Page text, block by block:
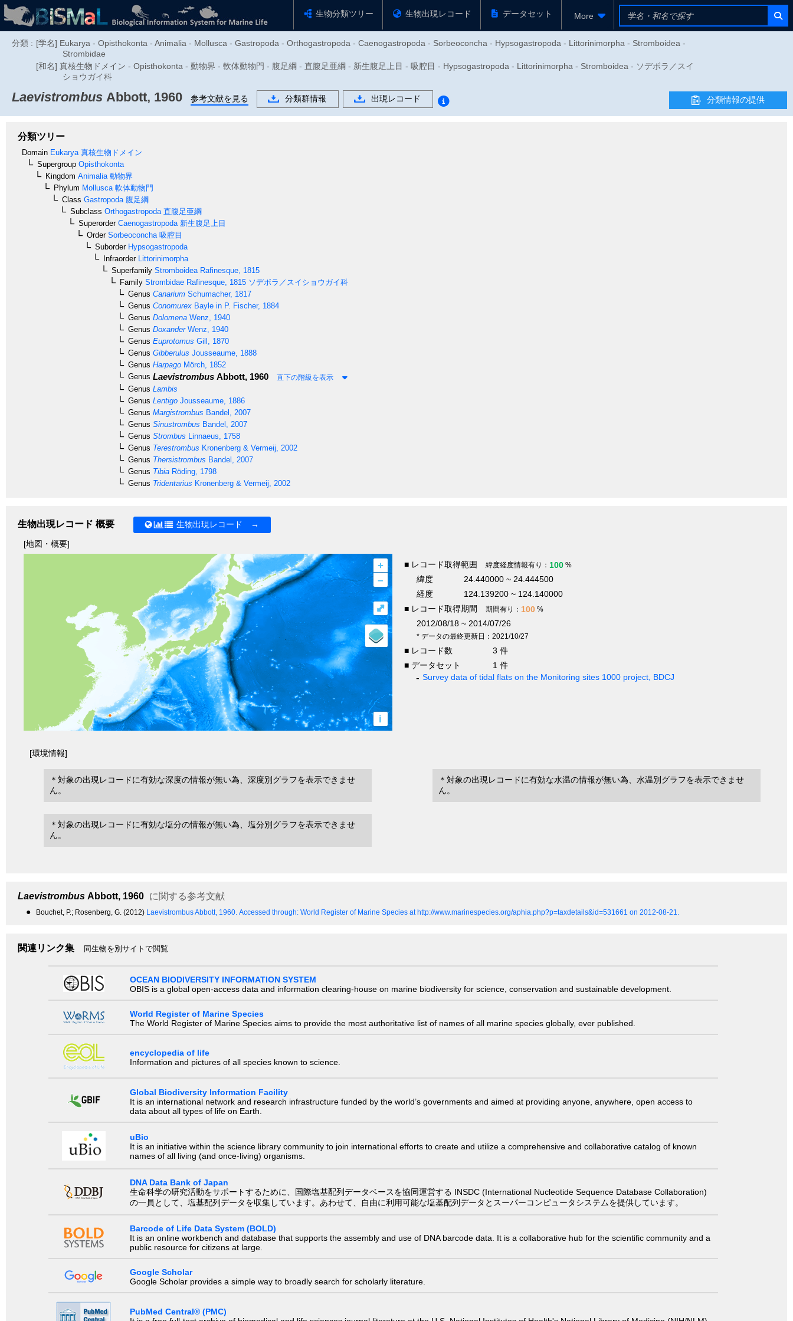
生物分類ツリー 生物出現レコード データセット More
分類 : [学名] Eukarya - Opisthokonta - Animalia - Mollusca - Gastropoda - Orthogastropoda - Caenogastropoda - Sorbeoconcha - Hypsogastropoda - Littorinimorpha - Stromboidea -
Strombidae
[和名] 真核生物ドメイン - Opisthokonta - 動物界 - 軟体動物門 - 腹足綱 - 直腹足亜綱 - 新生腹足上目 - 吸腔目 - Hypsogastropoda - Littorinimorpha - Stromboidea - ソデボラ／スイ
ショウガイ科
Laevistrombus Abbott, 1960 参考文献を見る 分類群情報 出現レコード 分類情報の提供
分類ツリー
Domain Eukarya 真核生物ドメイン
Supergroup Opisthokonta
Kingdom Animalia 動物界
Phylum Mollusca 軟体動物門
Class Gastropoda 腹足綱
Subclass Orthogastropoda 直腹足亜綱
SuperorderCaenogastropoda 新生腹足上目
OrderSorbeoconcha 吸腔目
SuborderHypsogastropoda
InfraorderLittorinimorpha
Superfamily Stromboidea Rafinesque, 1815
Family Strombidae Rafinesque, 1815 ソデボラ／スイショウガイ科
Genus Canarium Schumacher, 1817
Genus Conomurex Bayle in P. Fischer, 1884
Genus Dolomena Wenz, 1940
Genus DoxanderWenz, 1940
Genus Euprotomus Gill, 1870
Genus Gibberulus Jousseaume, 1888
Genus Harpago Mörch, 1852
Genus Laevistrombus Abbott, 1960 直下の階級を表示
Genus Lambis
Genus Lentigo Jousseaume, 1886
Genus Margistrombus Bandel, 2007
Genus Sinustrombus Bandel, 2007
Genus Strombus Linnaeus, 1758
Genus Terestrombus Kronenberg & Vermeij, 2002
Genus Thersistrombus Bandel, 2007
Genus Tibia Röding, 1798
Genus Tridentarius Kronenberg & Vermeij, 2002
生物出現レコード 概要 生物出現レコード →
[地図・概要]
+
–
i
⤢
■ レコード取得範囲 緯度経度情報有り： 100 %
緯度
24.440000 ~ 24.444500
経度
124.139200 ~ 124.140000
■ レコード取得期間
期間有り： 100 %
2012/08/18 ~ 2014/07/26
* データの最終更新日：2021/10/27
■ レコード数
3 件
■ データセット
1 件
Survey data of tidal flats on the Monitoring sites 1000 project, BDCJ
[環境情報]
＊対象の出現レコードに有効な深度の情報が無い為、深度別グラフを表示できませ
ん。
＊対象の出現レコードに有効な水温の情報が無い為、水温別グラフを表示できませ
ん。
＊対象の出現レコードに有効な塩分の情報が無い為、塩分別グラフを表示できませ
ん。
Laevistrombus Abbott, 1960 に関する参考文献
● Bouchet, P.; Rosenberg, G. (2012) Laevistrombus Abbott, 1960. Accessed through: World Register of Marine Species at http://www.marinespecies.org/aphia.php?p=taxdetails&id=531661 on 2012-08-21.
関連リンク集 同生物を別サイトで閲覧
OCEAN BIODIVERSITY INFORMATION SYSTEM
OBIS is a global open-access data and information clearing-house on marine biodiversity for science, conservation and sustainable development.
World Register of Marine Species
The World Register of Marine Species aims to provide the most authoritative list of names of all marine species globally, ever published.
encyclopedia of life
Information and pictures of all species known to science.
Global Biodiversity Information Facility
It is an international network and research infrastructure funded by the world’s governments and aimed at providing anyone, anywhere, open access to
data about all types of life on Earth.
uBio
It is an initiative within the science library community to join international efforts to create and utilize a comprehensive and collaborative catalog of known
names of all living (and once-living) organisms.
DNA Data Bank of Japan
生命科学の研究活動をサポートするために、国際塩基配列データベースを協同運営する INSDC (International Nucleotide Sequence Database Collaboration)
の一員として、塩基配列データを収集しています。あわせて、自由に利用可能な塩基配列データとスーパーコンピュータシステムを提供しています。
Barcode of Life Data System (BOLD)
It is an online workbench and database that supports the assembly and use of DNA barcode data. It is a collaborative hub for the scientific community and a
public resource for citizens at large.
Google Scholar
Google Scholar provides a simple way to broadly search for scholarly literature.
PubMed Central® (PMC)